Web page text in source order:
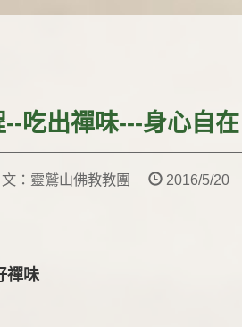
--吃出禪味---身心自
：靈鷲山佛教教團 2016/5/20
禪味